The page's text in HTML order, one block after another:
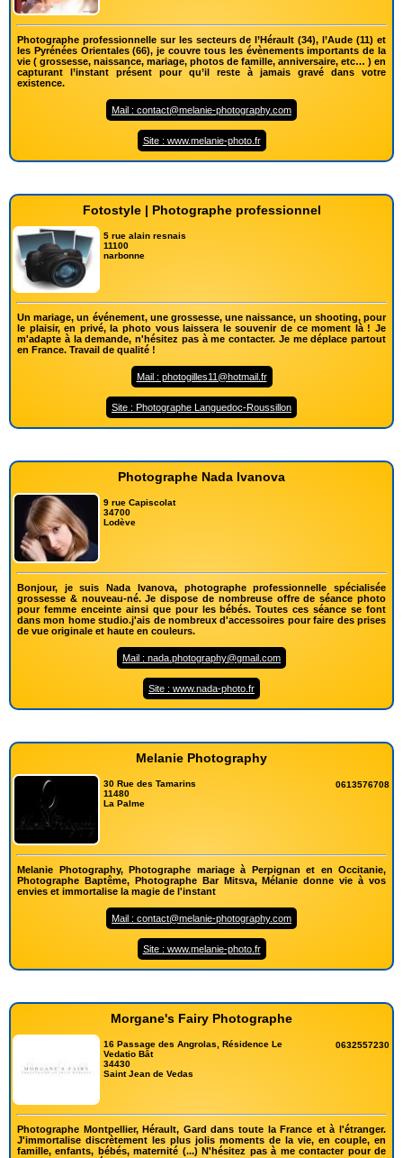
Photographe professionnelle sur les secteurs de l’Hérault (34), l’Aude (11) et
les Pyrénées Orientales (66), je couvre tous les évènements importants de la
vie ( grossesse, naissance, mariage, photos de famille, anniversaire, etc… ) en
capturant l’instant présent pour qu’il reste à jamais gravé dans votre
existence.
Mail : contact@melanie-photography.com
Site : www.melanie-photo.fr
Fotostyle | Photographe professionnel
5 rue alain resnais
11100
narbonne
Un mariage, un événement, une grossesse, une naissance, un shooting, pour
le plaisir, en privé, la photo vous laissera le souvenir de ce moment là ! Je
m'adapte à la demande, n'hésitez pas à me contacter. Je me déplace partout
en France. Travail de qualité !
Mail : photogilles11@hotmail.fr
Site : Photographe Languedoc-Roussillon
Photographe Nada Ivanova
9 rue Capiscolat
34700
Lodève
Bonjour, je suis Nada Ivanova, photographe professionnelle spécialisée
grossesse & nouveau-né. Je dispose de nombreuse offre de séance photo
pour femme enceinte ainsi que pour les bébés. Toutes ces séance se font
dans mon home studio.j'ais de nombreux d'accessoires pour faire des prises
de vue originale et haute en couleurs.
Mail : nada.photography@gmail.com
Site : www.nada-photo.fr
Melanie Photography
30 Rue des Tamarins
11480
La Palme
0613576708
Melanie Photography, Photographe mariage à Perpignan et en Occitanie,
Photographe Baptême, Photographe Bar Mitsva, Mélanie donne vie à vos
envies et immortalise la magie de l'instant
Mail : contact@melanie-photography.com
Site : www.melanie-photo.fr
Morgane's Fairy Photographe
16 Passage des Angrolas, Résidence Le
Vedatio Bât
34430
Saint Jean de Vedas
0632557230
Photographe Montpellier, Hérault, Gard dans toute la France et à l'étranger.
J'immortalise discrètement les plus jolis moments de la vie, en couple, en
famille, enfants, bébés, maternité (...) N'hésitez pas à me contacter pour de